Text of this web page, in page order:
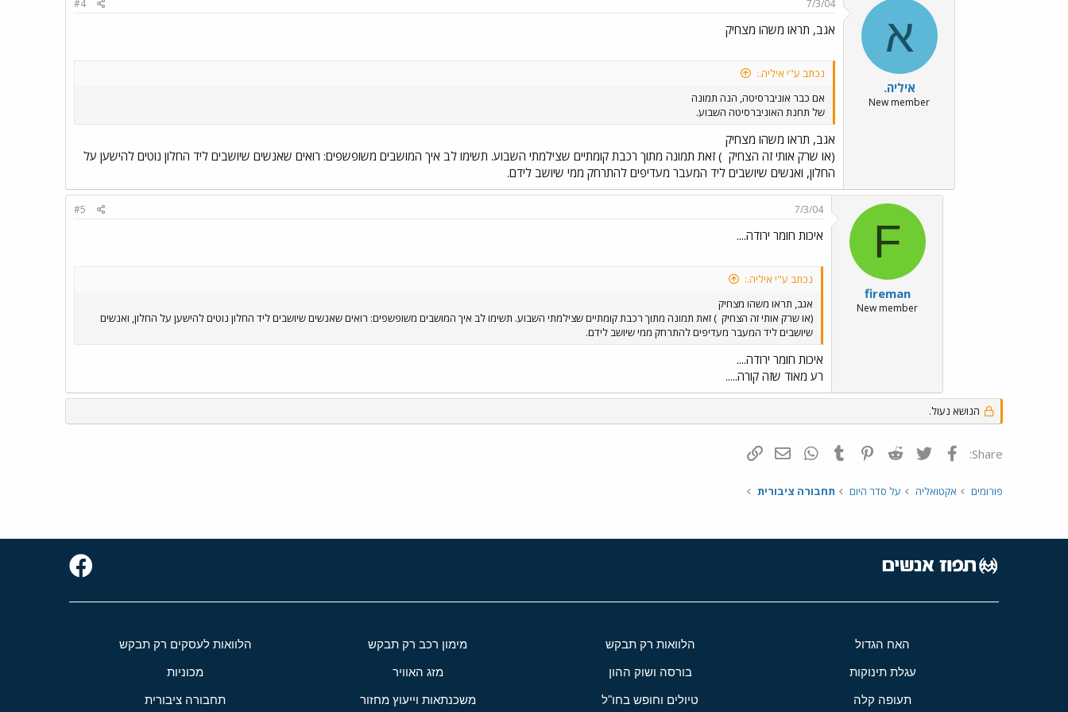
א
איליה.
New member
7/3/04
#4
אגב, תראו משהו מצחיק
נכתב ע"י איליה.:
אם כבר אוניברסיטה, הנה תמונה
של תחנת האוניברסיטה השבוע.
אגב, תראו משהו מצחיק
(או שרק אותי זה הצחיק ) זאת תמונה מתוך רכבת קומתיים שצילמתי השבוע. תשימו לב איך המושבים משופשפים: רואים שאנשים שיושבים ליד החלון נוטים להישען על
החלון, ואנשים שיושבים ליד המעבר מעדיפים להתרחק ממי שיושב לידם.
F
fireman
New member
7/3/04
#5
איכות חומר ירודה....
נכתב ע"י איליה.:
אגב, תראו משהו מצחיק
(או שרק אותי זה הצחיק ) זאת תמונה מתוך רכבת קומתיים שצילמתי השבוע. תשימו לב איך המושבים משופשפים: רואים שאנשים שיושבים ליד החלון נוטים להישען על החלון, ואנשים
שיושבים ליד המעבר מעדיפים להתרחק ממי שיושב לידם.
איכות חומר ירודה....
רע מאוד שזה קורה.....
הנושא נעול.
Share: פייסבוק Twitter
Reddit
Pinterest
Tumblr
WhatsAppדואר אלקטרוני
פורומים אקטואליה על סדר היום תחבורה ציבורית
האח הגדול הלוואות רק תבקש מימון רכב רק תבקש הלוואות לעסקים רק תבקש
עגלת תינוקות בורסה ושוק ההון מזג האוויר מכוניות
תעופה קלה טיולים וחופש בחו"ל משכנתאות וייעוץ מחזור תחבורה ציבורית